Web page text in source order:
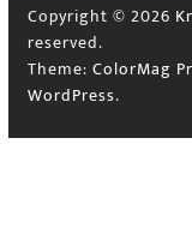
Copyright © 2026
reserved.
Theme: ColorMag
WordPress.